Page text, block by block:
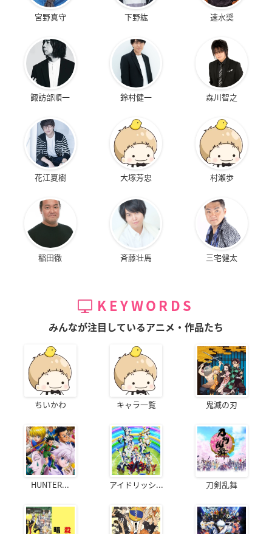
宮野真守 下野紘 速水奨
諏訪部順一 鈴村健一 森川智之
花江夏樹 大塚芳忠 村瀬歩
稲田徹 斉藤壮馬 三宅健太
KEYWORDS
みんなが注目しているアニメ・作品たち
ちいかわ キャラ一覧 鬼滅の刃
HUNTER... アイドリッシ... 刀剣乱舞